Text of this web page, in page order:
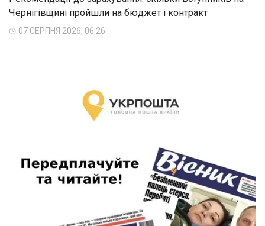
Чернігівщині пройшли на бюджет і контракт
07 СЕРПНЯ 2026, 06:26